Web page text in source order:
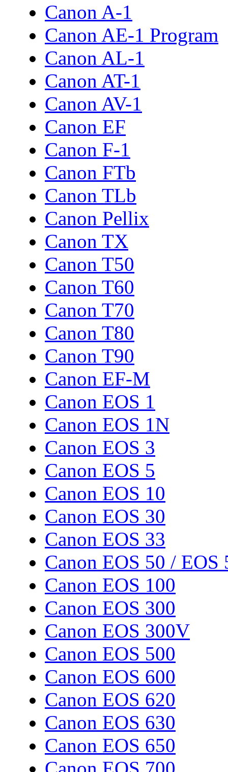
Canon A-1
Canon AE-1 Program
Canon AL-1
Canon AT-1
Canon AV-1
Canon EF
Canon F-1
Canon FTb
Canon TLb
Canon Pellix
Canon TX
Canon T50
Canon T60
Canon T70
Canon T80
Canon T90
Canon EF-M
Canon EOS 1
Canon EOS 1N
Canon EOS 3
Canon EOS 5
Canon EOS 10
Canon EOS 30
Canon EOS 33
Canon EOS 50 / EOS
Canon EOS 100
Canon EOS 300
Canon EOS 300V
Canon EOS 500
Canon EOS 600
Canon EOS 620
Canon EOS 630
Canon EOS 650